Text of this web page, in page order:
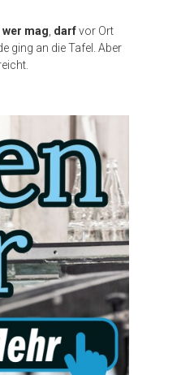
wer mag darfvor Ort
ging an die Tafel. Aber